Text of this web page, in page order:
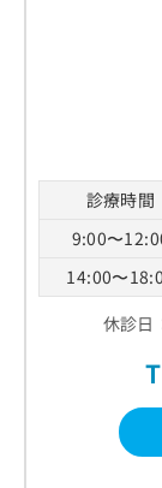
診療時間
9:00〜
14:00〜
休診日